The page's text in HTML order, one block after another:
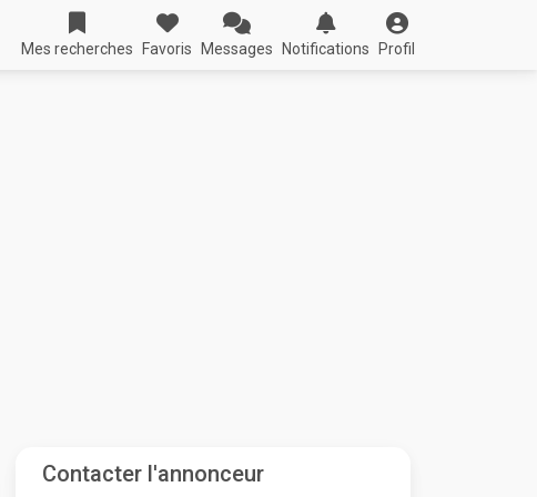
Mes recherches Favoris Messages Notifications Profil
Contacter l'annonceur